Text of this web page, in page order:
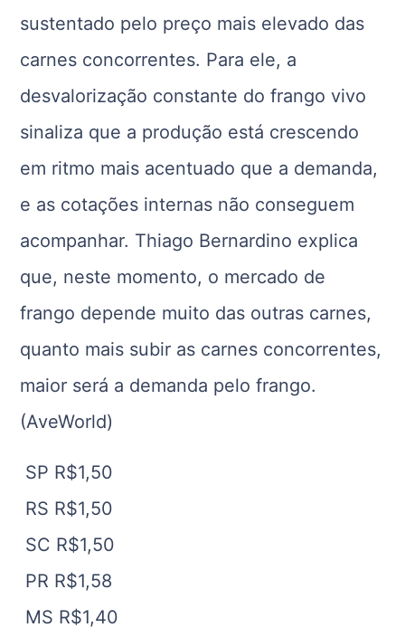
sustentado pelo preço mais elevado das
carnes concorrentes. Para ele, a
desvalorização constante do frango vivo
sinaliza que a produção está crescendo
em ritmo mais acentuado que a demanda,
e as cotações internas não conseguem
acompanhar. Thiago Bernardino explica
que, neste momento, o mercado de
frango depende muito das outras carnes,
quanto mais subir as carnes concorrentes,
maior será a demanda pelo frango.
(AveWorld)
SP R$1,50
RS R$1,50
SC R$1,50
PR R$1,58
MS R$1,40